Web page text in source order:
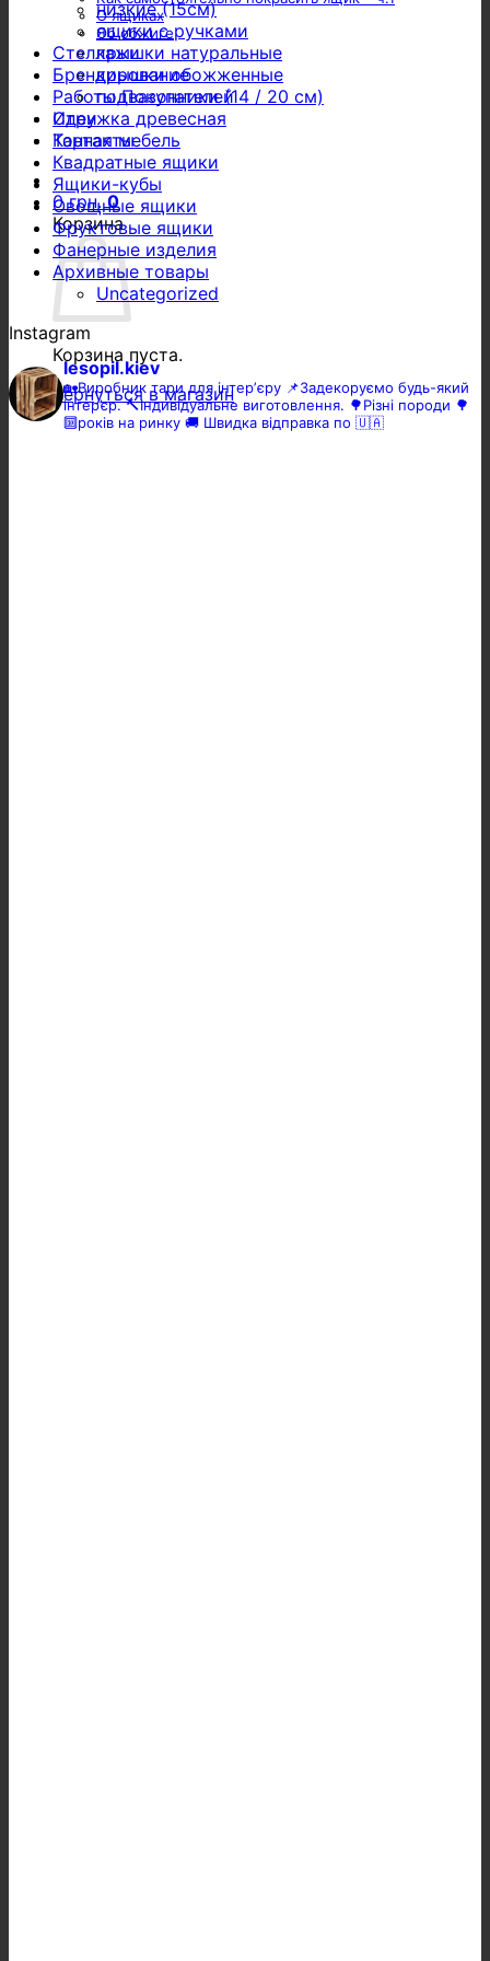
О ящиках
Об обжиге
Стеллажи
Брендирование
Работы Покупателей
Идеи
Контакты
0грн. 0
Корзина
Корзина пуста.
Вернуться в магазин
низкие (15см)
ящики с ручками
крышки натуральные
крышки обожженные
подвазонники (14 / 20 см)
Стружка древесная
Тарная мебель
Квадратные ящики
Ящики-кубы
Овощные ящики
Фруктовые ящики
Фанерные изделия
Архивные товары
Uncategorized
Instagram
lesopil.kiev
🏡Виробник тари для інтерʼєру 📌Задекоруємо будь-який
інтер’єр.🔨Індивідуальне виготовлення. 🌳Різні породи 🌳
🔟років на ринку 🚚 Швидка відправка по 🇺🇦